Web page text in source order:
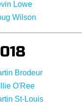
Lowe
Wilson
Brodeur
O'Ree
St-Louis